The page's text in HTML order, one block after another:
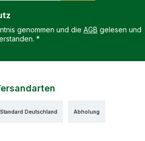
genommen und die AGB gelesen und
*
Standard Deutschland Abholung